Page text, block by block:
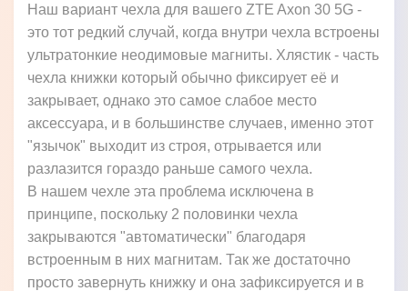
Наш вариант чехла для вашего ZTE Axon 30 5G -
это тот редкий случай, когда внутри чехла встроены
ультратонкие неодимовые магниты. Хлястик - часть
чехла книжки который обычно фиксирует её и
закрывает, однако это самое слабое место
аксессуара, и в большинстве случаев, именно этот
"язычок" выходит из строя, отрывается или
разлазится гораздо раньше самого чехла.
В нашем чехле эта проблема исключена в
принципе, поскольку 2 половинки чехла
закрываются "автоматически" благодаря
встроенным в них магнитам. Так же достаточно
просто завернуть книжку и она зафиксируется и в